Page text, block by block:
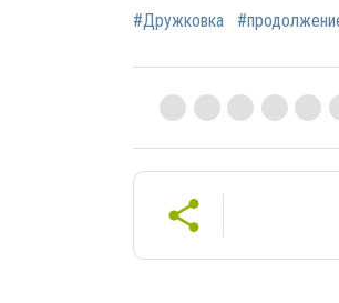
#Дружковка